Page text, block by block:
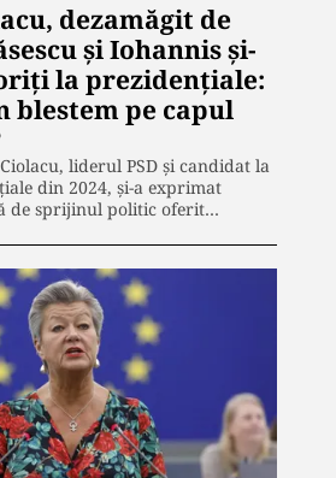
dezamăgit de
și Iohannis și-
la prezidențiale:
blestem pe capul
liderul PSD și candidat la
din 2024, și-a exprimat
de sprijinul politic oferit…